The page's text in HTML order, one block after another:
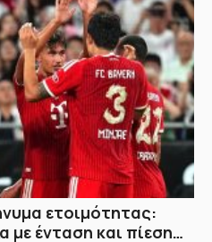
ετοιμότητας:
με ένταση και πίεση…